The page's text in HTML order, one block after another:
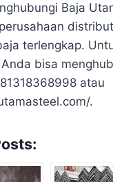
Baja
terlengkap.
bisa
atau
.